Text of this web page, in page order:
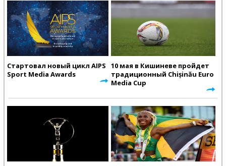
Стартовал новый цикл AIPS
Sport Media Awards
10 мая в Кишиневе пройдет
традиционный Chișinău Euro
Media Cup